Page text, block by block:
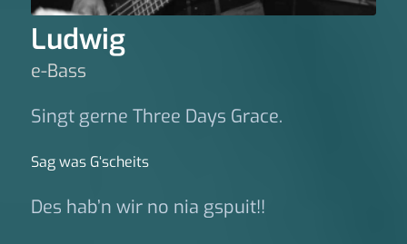
Ludwig
e-Bass
Singt gerne Three Days Grace.
Sag was G‘scheits
Des hab’n wir no nia gspuit!!